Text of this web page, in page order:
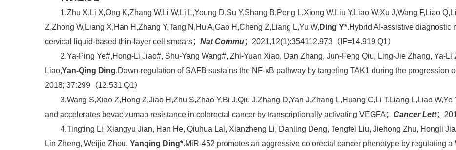
1.Zhu X,Li X,Ong K,Zhang W,Li W,Li L,Young D,Su Y,Shang B,Peng L,Xiong W,Liu Y,Liao W,Xu J,Wang F,Liao
Z,Zhong W,Liang X,Han H,Zhang Y,Tang N,Hu A,Gao H,Cheng Z,Liang L,Yu W, Ding Y*.Hybrid AI-assistive diagnostic
cervical liquid-based thin-layer cell smears； Nat Commu；2021,12(1):354112.973（IF=14.919 Q1）
2.Ya-Ping Ye#,Hong-Li Jiao#, Shu-Yang Wang#, Zhi-Yuan Xiao, Dan Zhang, Jun-Feng Qiu, Ling-Jie Zhang, Ya-
Liao,Yan-Qing Ding.Down-regulation of SAFB sustains the NF-κB pathway by targeting TAK1 during the progression
2018; 37:299（12.531 Q1）
3.Wang S,Xiao Z,Hong Z,Jiao H,Zhu S,Zhao Y,Bi J,Qiu J,Zhang D,Yan J,Zhang L,Huang C,Li T,Liang L,Liao W,Ye
and accelerates bevacizumab resistance in colorectal cancer by transcriptionally activating VEGFA； Cancer Lett；
4.Tingting Li, Xiangyu Jian, Han He, Qiuhua Lai, Xianzheng Li, Danling Deng, Tengfei Liu, Jiehong Zhu, Hongli
Lin Zheng, Weijie Zhou, Yanqing Ding*.MiR-452 promotes an aggressive colorectal cancer phenotype by regulating a